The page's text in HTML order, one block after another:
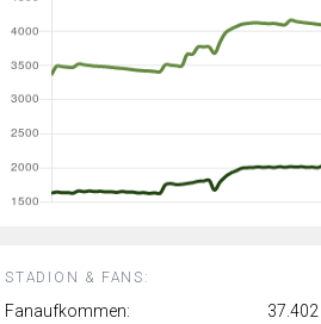
STADION & FANS:
Fanaufkommen:
37.402